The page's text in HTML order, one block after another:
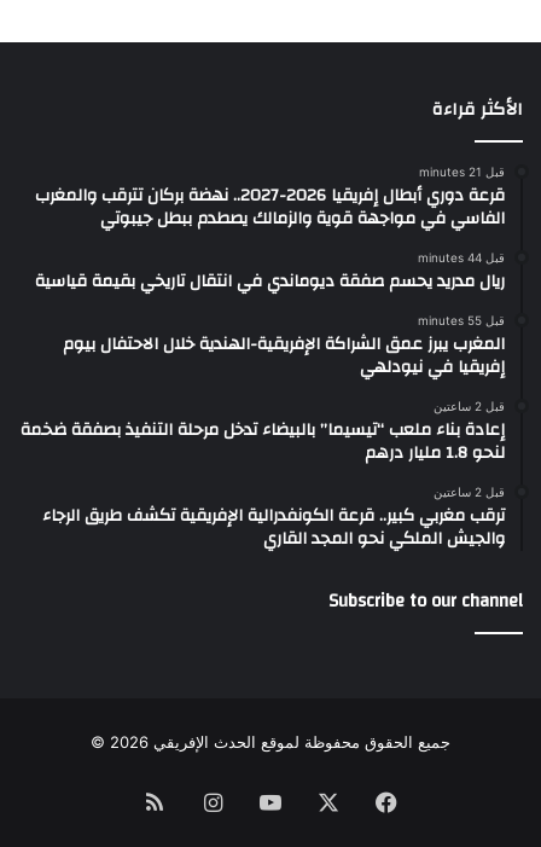
الأكثر قراءة
قبل 21 minutes
قرعة دوري أبطال إفريقيا 2026-2027.. نهضة بركان تترقب والمغرب
الفاسي في مواجهة قوية والزمالك يصطدم ببطل جيبوتي
قبل 44 minutes
ريال مدريد يحسم صفقة ديوماندي في انتقال تاريخي بقيمة قياسية
قبل 55 minutes
المغرب يبرز عمق الشراكة الإفريقية-الهندية خلال الاحتفال بيوم
إفريقيا في نيودلهي
قبل 2 ساعتين
إعادة بناء ملعب “تيسيما” بالبيضاء تدخل مرحلة التنفيذ بصفقة ضخمة
لنحو 1.8 مليار درهم
قبل 2 ساعتين
ترقب مغربي كبير.. قرعة الكونفدرالية الإفريقية تكشف طريق الرجاء
والجيش الملكي نحو المجد القاري
Subscribe to our channel
جميع الحقوق محفوظة لموقع الحدث الإفريقي 2026 ©
Facebook
YouTube
Instagram
RSS